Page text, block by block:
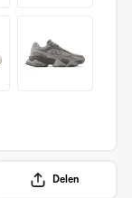
Delen